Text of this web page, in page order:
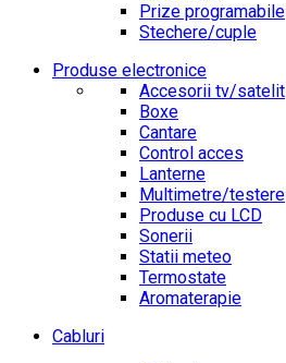
Prize programabile
Stechere/cuple
Produse electronice
Accesorii tv/satelit
Boxe
Cantare
Control acces
Lanterne
Multimetre/testere
Produse cu LCD
Sonerii
Statii meteo
Termostate
Aromaterapie
Cabluri